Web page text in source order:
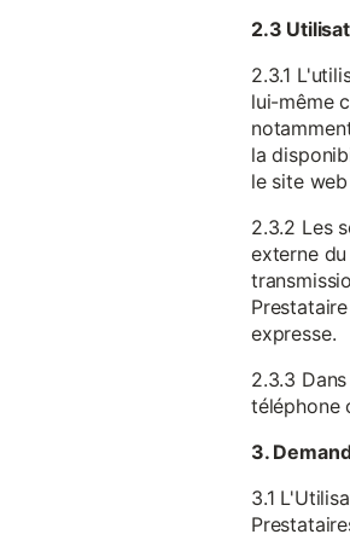
2.3
2.3.1
lui-même
la
le site
2.3.2 Les
externe
expresse.
2.3.3
téléphone
3.
3.1